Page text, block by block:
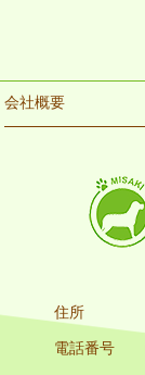
会社概要
住所
電話番号